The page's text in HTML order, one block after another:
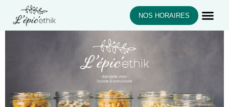
NOS HORAIRES